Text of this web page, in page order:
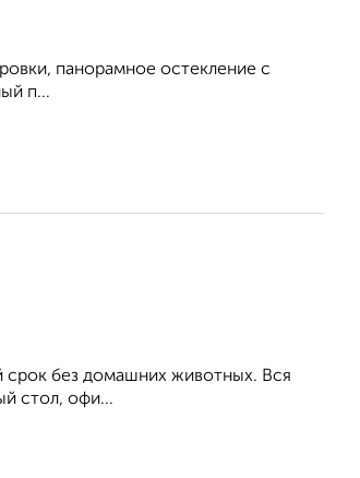
панорамное остекление с
п...
срок без домашних животных. Вся
стол, офи...